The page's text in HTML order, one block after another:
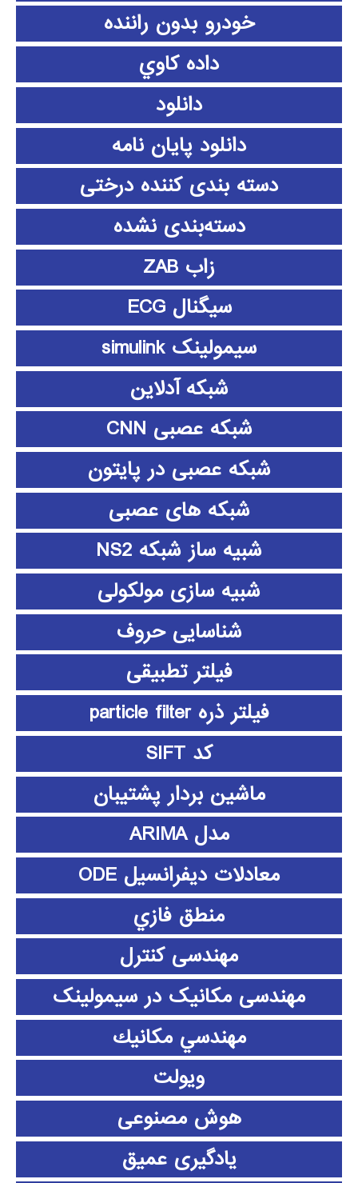
خودرو بدون راننده
داده كاوي
دانلود
دانلود پايان نامه
دسته بندی کننده درختی
دسته‌بندی نشده
زاب ZAB
سیگنال ECG
سیمولینک simulink
شبکه آدلاین
شبکه عصبی CNN
شبکه عصبی در پایتون
شبکه های عصبی
شبیه ساز شبکه NS2
شبیه سازی مولکولی
شناسایی حروف
فیلتر تطبیقی
فیلتر ذره particle filter
کد SIFT
ماشین بردار پشتیبان
مدل ARIMA
معادلات دیفرانسیل ODE
منطق فازي
مهندسی کنترل
مهندسی مکانیک در سیمولینک
مهندسي مكانيك
ویولت
هوش مصنوعی
یادگیری عمیق